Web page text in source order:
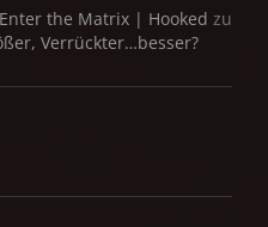
the Matrix | Hooked zu
Verrückter…besser?